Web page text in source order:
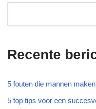
Recente
5 fouten die mannen
5 top tips voor een